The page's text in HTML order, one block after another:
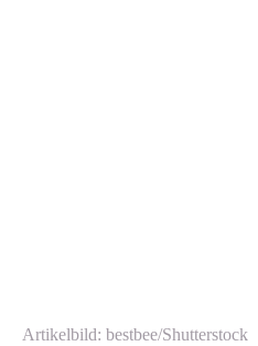
Artikelbild: bestbee/Shutterstock